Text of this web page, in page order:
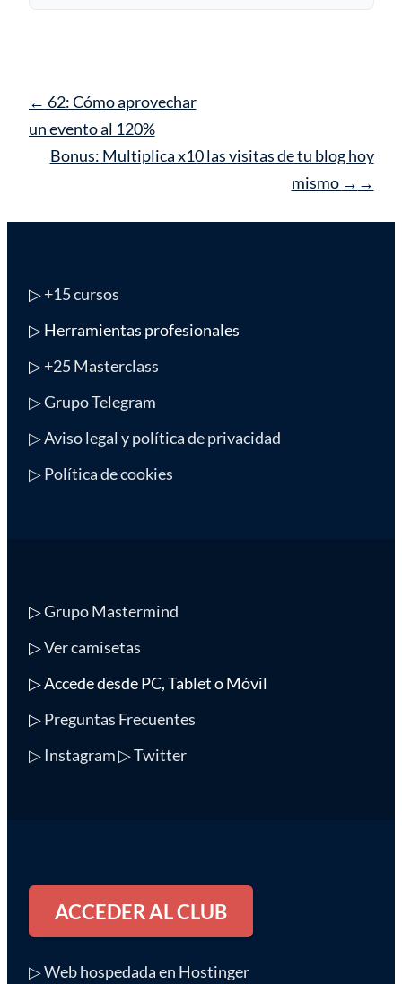
Navegación
de
entrada
← 62: Cómo aprovechar
un evento al 120%
Bonus: Multiplica x10 las visitas de tu blog hoy
mismo
→
▷+15 cursos
▷ Herramientas profesionales
▷+25 Masterclass
▷ Grupo Telegram
▷ Aviso legal y política de privacidad
▷ Política de cookies
▷Grupo Mastermind
▷Ver camisetas
▷ Accede desde PC, Tablet o Móvil
▷Preguntas Frecuentes
▷ Instagram▷ Twitter
ACCEDER AL CLUB
▷ Web hospedada en Hostinger